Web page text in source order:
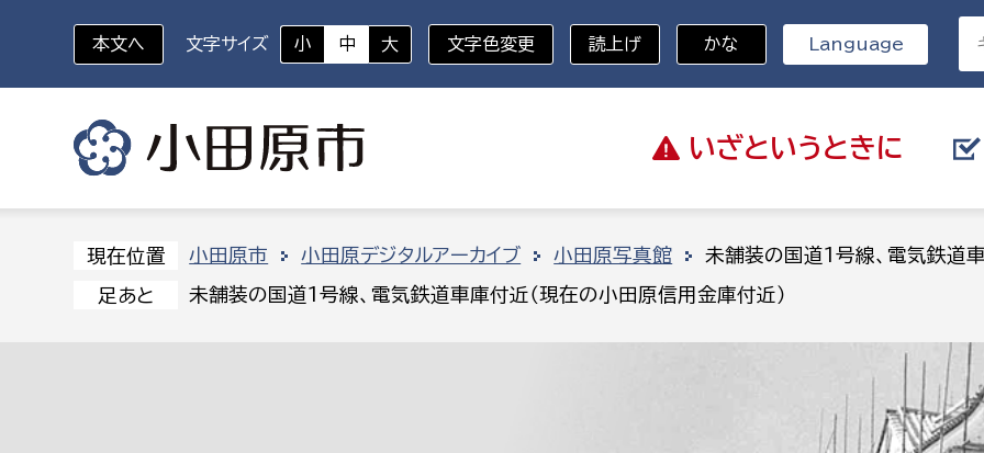
いざと いうときに
いざというときに
防災・ハザードマップ 避難場所
対象者を選択 分野を選択
組織から探す
部に属さない室 企画部 総務部
財産管理課
本文へ 文字サイズ 小 中 大 文字色変更 読上げ かな Language
現在位置 小田原市 小田原デジタルアーカイブ 小田原写真館 未舗装の国道1号線、電気鉄道
足あと 未舗装の国道1号線、電気鉄道車庫付近（現在の小田原信用金庫付近）